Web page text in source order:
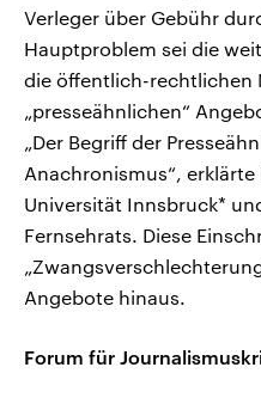
Verleger über Gebühr
Hauptproblem sei die
die öffentlich-rechtlichen
„presseähnlichen“
„Der Begriff der
Anachronismus“,
Universität Innsbruck*
Fernsehrats. Diese
Angebote hinaus.
Forum für